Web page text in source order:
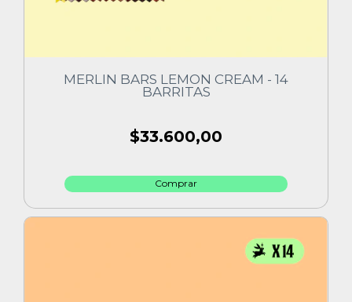
MERLIN BARS LEMON CREAM - 14
BARRITAS
$33.600,00